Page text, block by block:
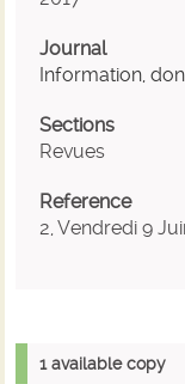
Journal
Information,
Sections
Revues
Reference
2, Vendredi 9
1 available copy